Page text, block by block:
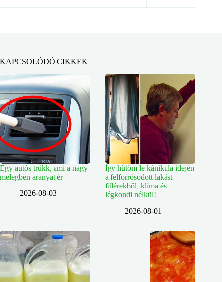
KAPCSOLÓDÓ CIKKEK
Egy autós trükk, ami a nagy
melegben aranyat ér
2026-08-03
Így hűtöm le kánikula idején
a felforrósodott lakást
fillérekből, klíma és
légkondi nélkül!
2026-08-01